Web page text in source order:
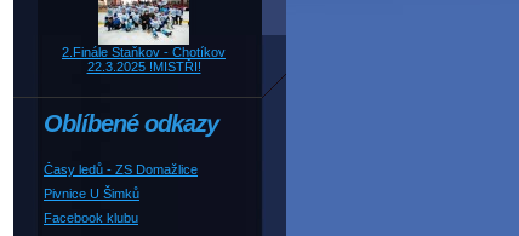
2.Finále Staňkov - Chotíkov
22.3.2025 !MISTŘI!
Oblíbené odkazy
Časy ledů - ZS Domažlice
Pivnice U Šimků
Facebook klubu